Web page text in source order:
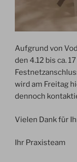
Aufgrund von
den 4.12 bis ca.
wird am Freitag
dennoch
Vielen Dank für
Ihr Praxisteam